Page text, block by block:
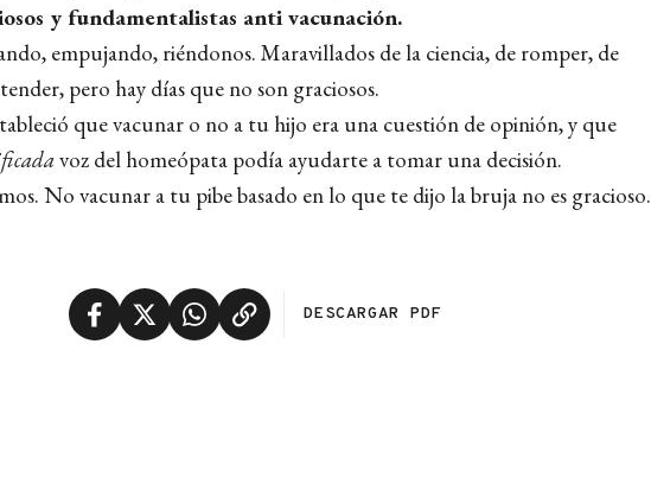
y fundamentalistas anti vacunación.
empujando, riéndonos. Maravillados de la ciencia, de romper, de
pero hay días que no son graciosos.
que vacunar o no a tu hijo era una cuestión de opinión, y que
voz del homeópata podía ayudarte a tomar una decisión.
No vacunar a tu pibe basado en lo que te dijo la bruja no es gracioso.
DESCARGAR PDF